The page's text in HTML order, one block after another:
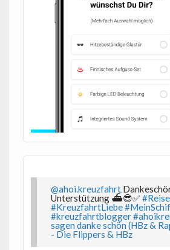
@ahoi.kreuzfahrt
Unterstützung ⛴️😎✅
#KreuzfahrtLiebe
#kreuzfahrtblogger
sagen danke schön (HBz &
- Die Flippers & HBz